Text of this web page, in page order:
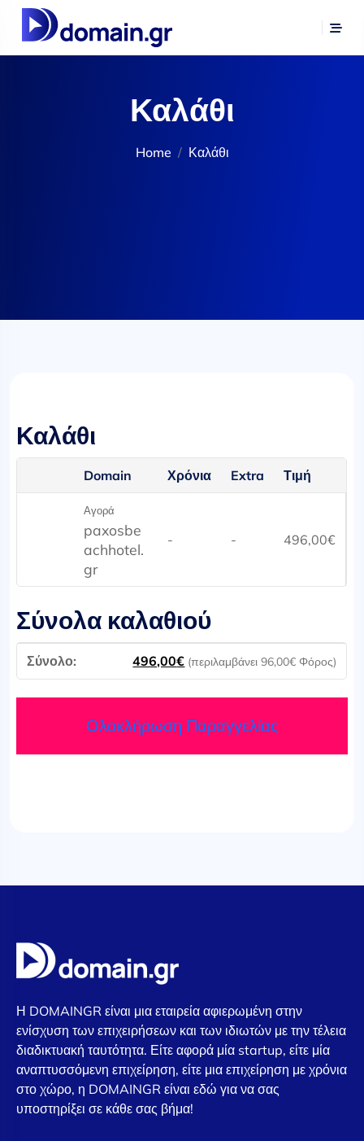
Καλάθι
Home Καλάθι
Καλάθι
Domain Χρόνια Extra Τιμή
Αγορά
paxosbe
achhotel.
gr
- - 496,00€
Σύνολα καλαθιού
496,00€ (περιλαμβάνει96,00€ Φόρος)
Ολοκλήρωση Παραγγελίας
Η DOMAINGR είναι μια εταιρεία αφιερωμένη στην
ενίσχυση των επιχειρήσεων και των ιδιωτών με την τέλεια
διαδικτυακή ταυτότητα. Είτε αφορά μία startup, είτε μία
αναπτυσσόμενη επιχείρηση, είτε μια επιχείρηση με χρόνια
στο χώρο, η DOMAINGR είναι εδώ για να σας
υποστηρίξει σε κάθε σας βήμα!